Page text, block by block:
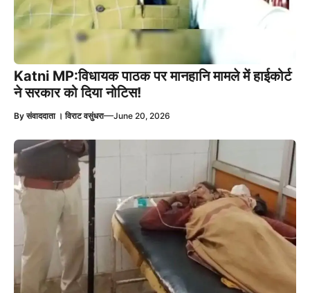
Katni MP:विधायक पाठक पर मानहानि मामले में हाईकोर्ट
ने सरकार को दिया नोटिस!
Byसंवाददाता । विराट वसुंधरा—June 20, 2026